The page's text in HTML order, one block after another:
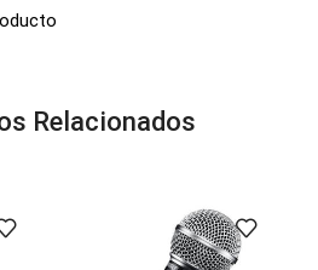
Relacionados